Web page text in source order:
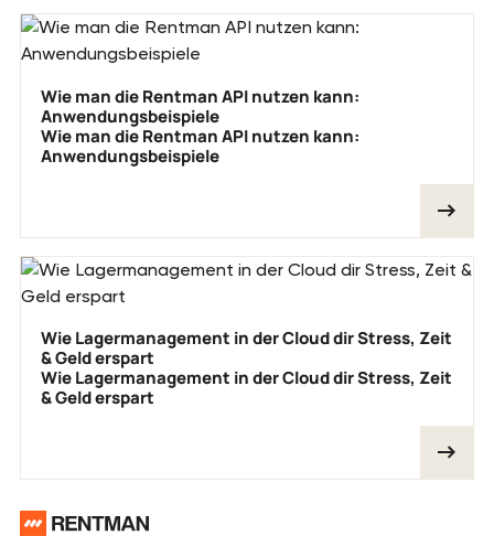
Wie man die Rentman API nutzen kann:
Anwendungsbeispiele
Wie man die Rentman API nutzen kann:
Anwendungsbeispiele
Wie Lagermanagement in der Cloud dir Stress, Zeit
& Geld erspart
Wie Lagermanagement in der Cloud dir Stress, Zeit
& Geld erspart